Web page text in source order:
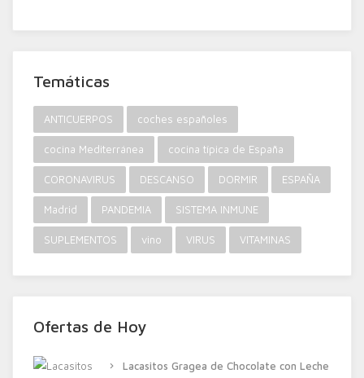
Temáticas
ANTICUERPOS coches españoles
cocina Mediterránea cocina típica de España
CORONAVIRUS DESCANSO DORMIR ESPAÑA
Madrid PANDEMIA SISTEMA INMUNE
SUPLEMENTOS vino VIRUS VITAMINAS
Ofertas de Hoy
Lacasitos Gragea de Chocolate con Leche